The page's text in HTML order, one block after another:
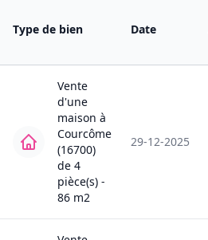
Type de bien Date
Vente
d'une
maison à
Courcôme
(16700)
de 4
pièce(s) -
86 m2
29-12-2025